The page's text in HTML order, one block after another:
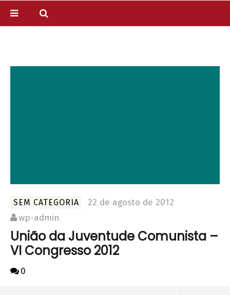
SEM CATEGORIA
22 de agosto de 2012
wp-admin
União da Juventude Comunista –
VI Congresso 2012
0